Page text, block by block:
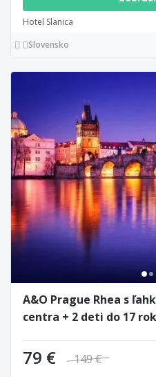
Hotel Slanica
Slovensko
A&O Prague Rhea s
centra + 2 deti do 17
79 € 149 €